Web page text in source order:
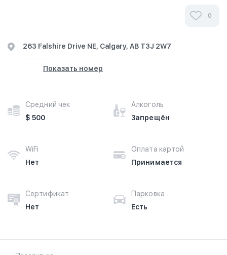
0
263 Falshire Drive NE, Calgary, AB T3J 2W7
Показать номер
Средний чек
$ 500
Алкоголь
Запрещён
WiFi
Нет
Оплата картой
Принимается
Сертификат
Нет
Парковка
Есть